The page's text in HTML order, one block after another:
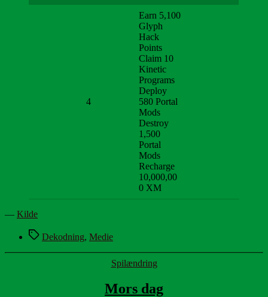
4
Earn 5,100
Glyph
Hack
Points
Claim 10
Kinetic
Programs
Deploy
580 Portal
Mods
Destroy
1,500
Portal
Mods
Recharge
10,000,00
0 XM
— Kilde
TagsDekodning, Medie
Kategorier
Spilændring
Mors dag